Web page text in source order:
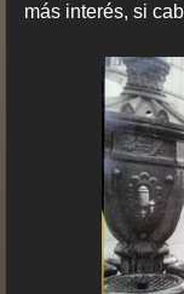
más interés, si